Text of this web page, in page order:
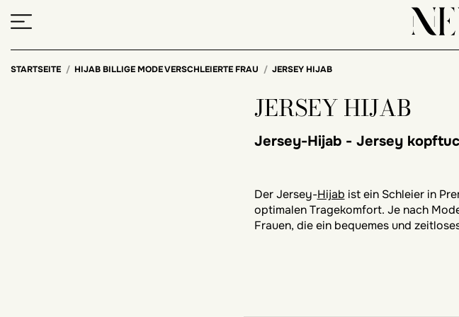
STARTSEITE HIJAB BILLIGE MODE VERSCHLEIERTE FRAU JERSEY HIJAB
JERSEY HIJAB
Jersey-Hijab - Jersey
Der Jersey-Hijab ist ein Schleier in
optimalen Tragekomfort. Je nach
Frauen, die ein bequemes und